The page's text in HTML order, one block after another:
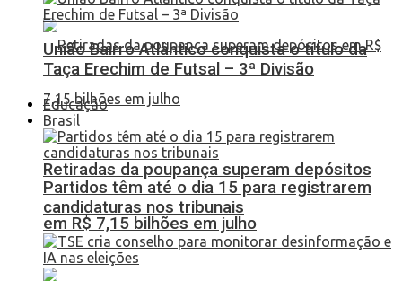
Retiradas da poupança superam depósitos
em R$ 7,15 bilhões em julho
União Bairro Atlântico conquista o título da
Taça Erechim de Futsal – 3ª Divisão
Educação
Brasil
Partidos têm até o dia 15 para registrarem
candidaturas nos tribunais